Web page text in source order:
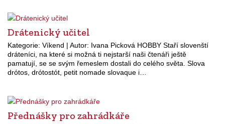
Drátenický učitel
Kategorie: Víkend | Autor: Ivana Picková HOBBY Staří slovenští
dráteníci, na které si možná ti nejstarší naši čtenáři ještě
pamatují, se se svým řemeslem dostali do celého světa. Slova
drótos, drótostót, petit nomade slovaque i…
Přednášky pro zahrádkáře